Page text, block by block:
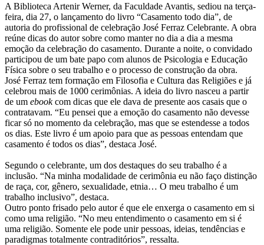
A Biblioteca Artenir Werner, da Faculdade Avantis, sediou na terça-
feira, dia 27, o lançamento do livro “Casamento todo dia”, de
autoria do profissional de celebração José Ferraz Celebrante. A obra
reúne dicas do autor sobre como manter no dia a dia a mesma
emoção da celebração do casamento. Durante a noite, o convidado
participou de um bate papo com alunos de Psicologia e Educação
Física sobre o seu trabalho e o processo de construção da obra.
José Ferraz tem formação em Filosofia e Cultura das Religiões e já
celebrou mais de 1000 cerimônias. A ideia do livro nasceu a partir
de um ebookcom dicas que ele dava de presente aos casais que o
contratavam. “Eu pensei que a emoção do casamento não devesse
ficar só no momento da celebração, mas que se estendesse a todos
os dias. Este livro é um apoio para que as pessoas entendam que
casamento é todos os dias”, destaca José.
Segundo o celebrante, um dos destaques do seu trabalho é a
inclusão. “Na minha modalidade de cerimônia eu não faço distinção
de raça, cor, gênero, sexualidade, etnia… O meu trabalho é um
trabalho inclusivo”, destaca.
Outro ponto frisado pelo autor é que ele enxerga o casamento em si
como uma religião. “No meu entendimento o casamento em si é
uma religião. Somente ele pode unir pessoas, ideias, tendências e
paradigmas totalmente contraditórios”, ressalta.